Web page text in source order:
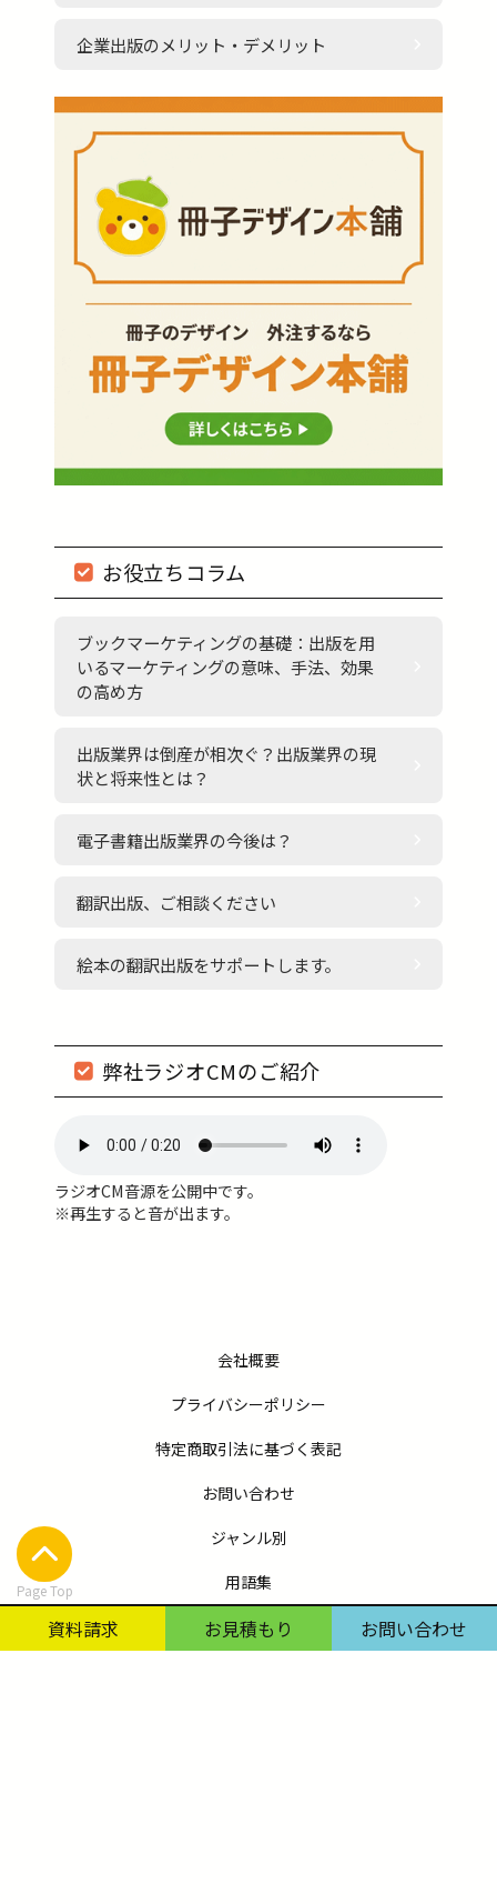
企業出版のメリット・デメリット
お役立ちコラム
ブックマーケティングの基礎：出版を用
いるマーケティングの意味、手法、効果
の高め方
出版業界は倒産が相次ぐ？出版業界の現
状と将来性とは？
電子書籍出版業界の今後は？
翻訳出版、ご相談ください
絵本の翻訳出版をサポートします。
弊社ラジオCMのご紹介
ラジオCM音源を公開中です。
※再生すると音が出ます。
Page Top
会社概要
プライバシーポリシー
特定商取引法に基づく表記
お問い合わせ
ジャンル別
用語集
企業出版：サービス詳細
資料請求 お見積もり お問い合わせ